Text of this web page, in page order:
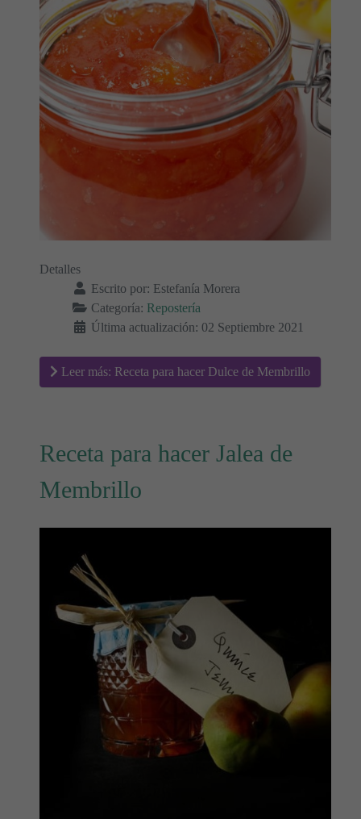
Detalles
Escrito por: Estefanía Morera
Categoría: Repostería
Última actualización: 02 Septiembre 2021
Leer más: Receta para hacer Dulce de Membrillo
Receta para hacer Jalea de
Membrillo